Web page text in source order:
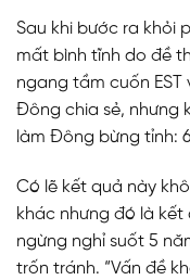
Sau khi bước ra khỏi
mất bình tĩnh do đề
ngang tầm cuốn
Đông chia sẻ, nhưng
làm Đông bừng tỉnh:
Có lẽ kết quả này
khác nhưng đó là
ngừng nghỉ suốt 5
trốn tránh. “Vấn đề